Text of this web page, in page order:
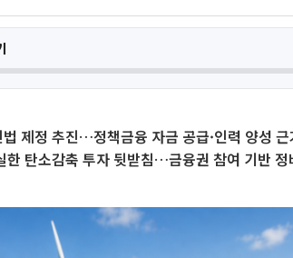
제정 추진…정책금융 자금 공급·인력 양성 근
한 탄소감축 투자 뒷받침…금융권 참여 기반 정